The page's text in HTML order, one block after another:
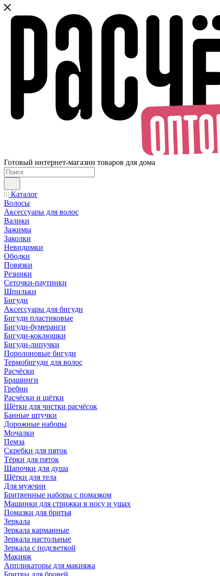
Готовый интернет-магазин товаров для дома
Каталог
Волосы
Аксессуары для волос
Валики
Зажимы
Заколки
Невидимки
Ободки
Повязки
Резинки
Сеточки-паутинки
Шпильки
Бигуди
Аксессуары для бигуди
Бигуди пластиковые
Бигуди-бумеранги
Бигуди-коклюшки
Бигуди-липучки
Поролоновые бигуди
Термобигуди для волос
Расчёски
Брашинги
Гребни
Расчёски и щётки
Щётки для чистки расчёсок
Банные штучки
Дорожные наборы
Мочалки
Пемза
Скребки для пяток
Тёрки для пяток
Шапочки для душа
Щётки для тела
Для мужчин
Бритвенные наборы с помазком
Машинки для стрижки в носу и ушах
Помазки для бритья
Зеркала
Зеркала карманные
Зеркала настольные
Зеркала с подсветкой
Макияж
Аппликаторы для макияжа
Бритвы для бровей